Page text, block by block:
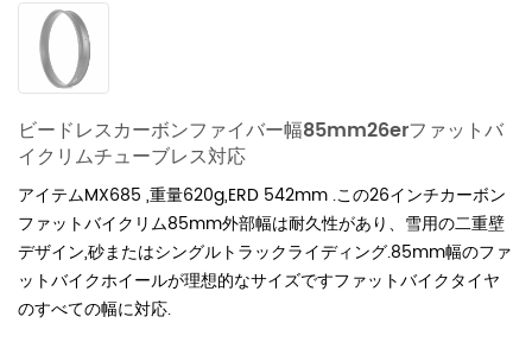
ビードレスカーボンファイバー幅85mm26erファットバ
イクリムチューブレス対応
アイテムMX685 ,重量620g,ERD 542mm .この26インチカーボン
ファットバイクリム85mm外部幅は耐久性があり、雪用の二重壁
デザイン,砂またはシングルトラックライディング.85mm幅のファ
ットバイクホイールが理想的なサイズですファットバイクタイヤ
のすべての幅に対応.